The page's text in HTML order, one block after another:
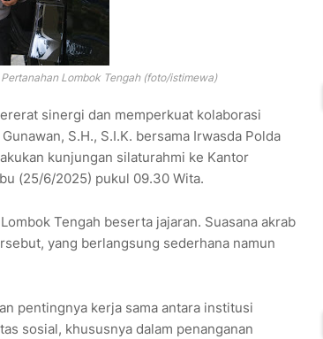
Lombok Tengah (foto/istimewa)
sinergi dan memperkuat kolaborasi
S.H., S.I.K. bersama Irwasda Polda
kunjungan silaturahmi ke Kantor
(25/6/2025) pukul 09.30 Wita.
Tengah beserta jajaran. Suasana akrab
yang berlangsung sederhana namun
pentingnya kerja sama antara institusi
sosial, khususnya dalam penanganan